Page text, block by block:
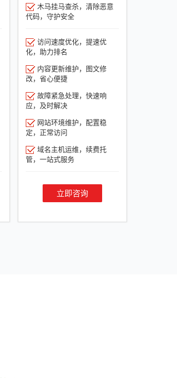
木马挂马查杀，清除恶意
代码，守护安全
访问速度优化，提速优
化，助力排名
内容更新维护，图文修
改，省心便捷
故障紧急处理，快速响
应，及时解决
网站环境维护，配置稳
定，正常访问
域名主机运维，续费托
管，一站式服务
立即咨询